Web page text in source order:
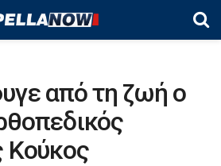
από τη ζωή ο
Κούκος